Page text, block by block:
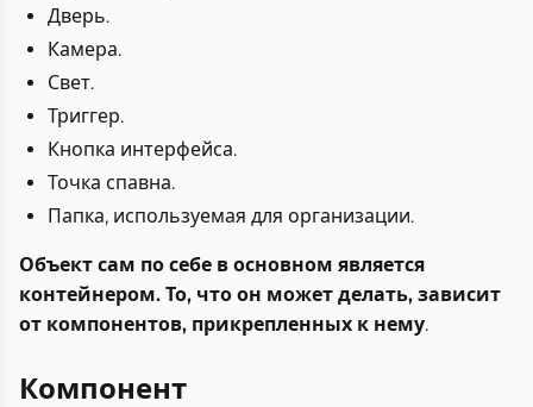
Дверь.
Камера.
Свет.
Триггер.
Кнопка интерфейса.
Точка спавна.
Папка, используемая для организации.
Объект сам по себе в основном является
контейнером. То, что он может делать, зависит
от компонентов, прикрепленных к нему.
Компонент